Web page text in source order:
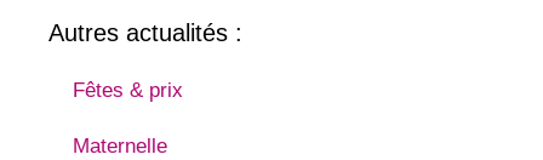
Autres actualités :
Fêtes & prix
Maternelle